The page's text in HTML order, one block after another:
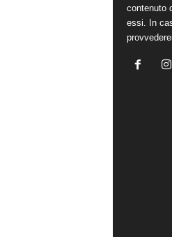
contenuto
essi. In